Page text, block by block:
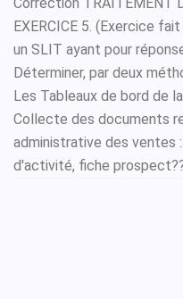
EXERCICE 5. (Exercice
un SLIT ayant pour
Déterminer, par deux
Les Tableaux de bord de
Collecte des documents
administrative des ventes
d'activité, fiche